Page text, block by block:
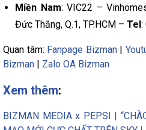
Miền Nam: VIC22 –
Đức Thắng, Q.1, TP.HCM – Tel:
Quan tâm: Fanpage Bizman|
Bizman | Zalo OA Bizman
Xem thêm:
BIZMAN MEDIA x PEPSI |